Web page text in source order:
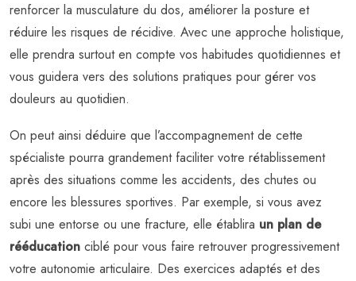
renforcer la musculature du dos, améliorer la posture et
réduire les risques de récidive. Avec une approche holistique,
elle prendra surtout en compte vos habitudes quotidiennes et
vous guidera vers des solutions pratiques pour gérer vos
douleurs au quotidien.
On peut ainsi déduire que l’accompagnement de cette
spécialiste pourra grandement faciliter votre rétablissement
après des situations comme les accidents, des chutes ou
encore les blessures sportives. Par exemple, si vous avez
subi une entorse ou une fracture, elle établira un plan de
rééducation ciblé pour vous faire retrouver progressivement
votre autonomie articulaire. Des exercices adaptés et des